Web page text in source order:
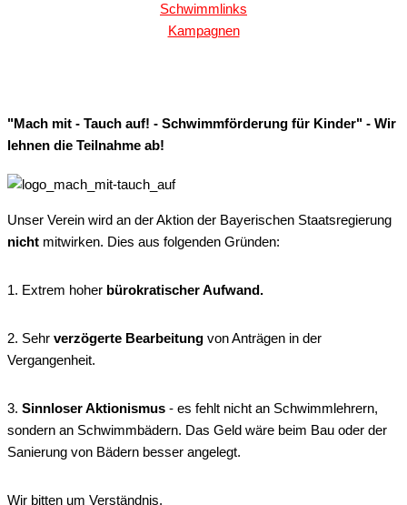
Schwimmlinks
Kampagnen
"Mach mit - Tauch auf! - Schwimmförderung für Kinder" - Wir
lehnen die Teilnahme ab!
Unser Verein wird an der Aktion der Bayerischen Staatsregierung
nicht mitwirken. Dies aus folgenden Gründen:
1. Extrem hoher bürokratischer Aufwand.
2. Sehr verzögerte Bearbeitung von Anträgen in der
Vergangenheit.
3. Sinnloser Aktionismus - es fehlt nicht an Schwimmlehrern,
sondern an Schwimmbädern. Das Geld wäre beim Bau oder der
Sanierung von Bädern besser angelegt.
Wir bitten um Verständnis.